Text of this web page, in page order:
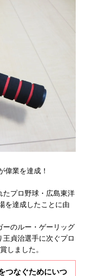
偉業を達成！
プロ野球・広島東洋
を達成したことに由
ーのルー・ゲーリッグ
貞治選手に次ぐプロ
しました。
つなぐためにいつ